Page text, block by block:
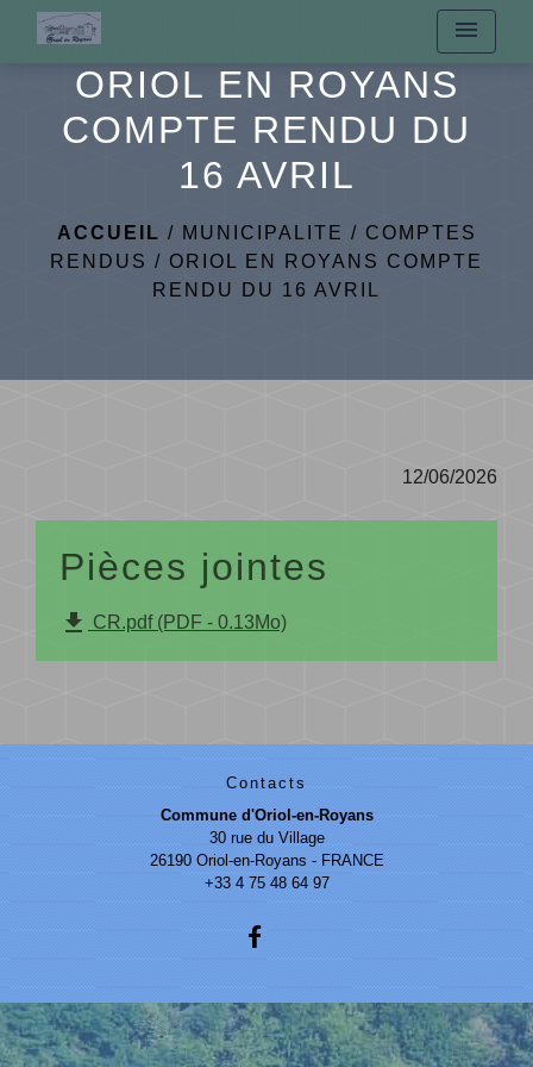
menu
ORIOL EN ROYANS
COMPTE RENDU DU
16 AVRIL
ACCUEIL / MUNICIPALITE / COMPTES
RENDUS / ORIOL EN ROYANS COMPTE
RENDU DU 16 AVRIL
12/06/2026
Pièces jointes
file_download CR.pdf (PDF - 0.13Mo)
Contacts
Commune d'Oriol-en-Royans
30 rue du Village
26190 Oriol-en-Royans - FRANCE
+33 4 75 48 64 97